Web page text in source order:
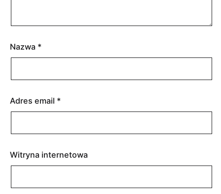
Nazwa *
Adres email *
Witryna internetowa